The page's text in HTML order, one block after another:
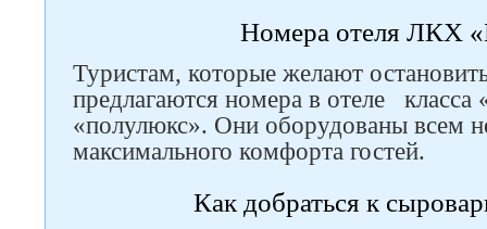
Номера отеля ЛКХ
Туристам, которые желают
предлагаются номера в отеле класса
«полулюкс». Они оборудованы всем
максимального комфорта гостей.
Как добраться к